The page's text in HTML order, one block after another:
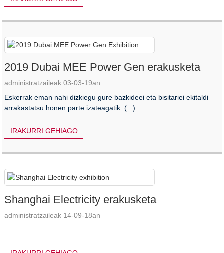
2019 Dubai MEE Power Gen erakusketa
administratzaileak 03-03-19an
Eskerrak eman nahi dizkiegu gure bazkideei eta bisitariei ekitaldi
arrakastatsu honen parte izateagatik. (...)
IRAKURRI GEHIAGO
Shanghai Electricity erakusketa
administratzaileak 14-09-18an